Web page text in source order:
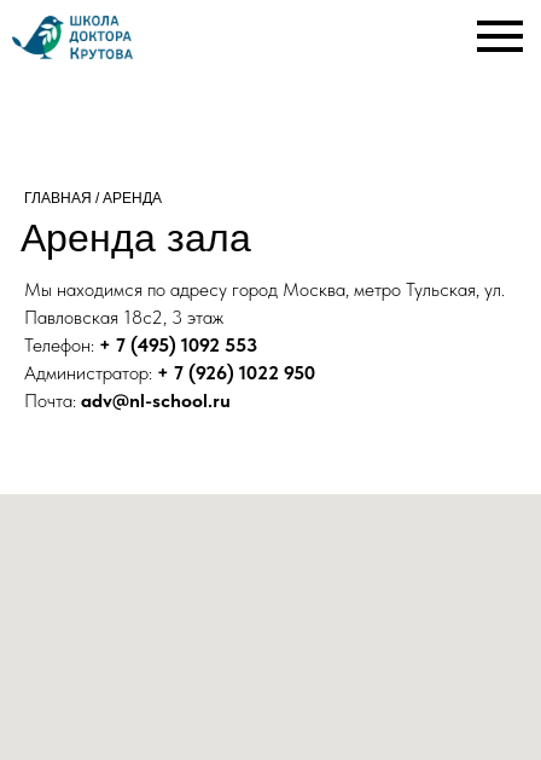
Аренда зала
ГЛАВНАЯ / АРЕНДА
Мы находимся по адресу город Москва, метро Тульская, ул.
Павловская 18с2, 3 этаж
Телефон: + 7 (495) 1092 553
Администратор: + 7 (926) 1022 950
Почта: adv@nl-school.ru